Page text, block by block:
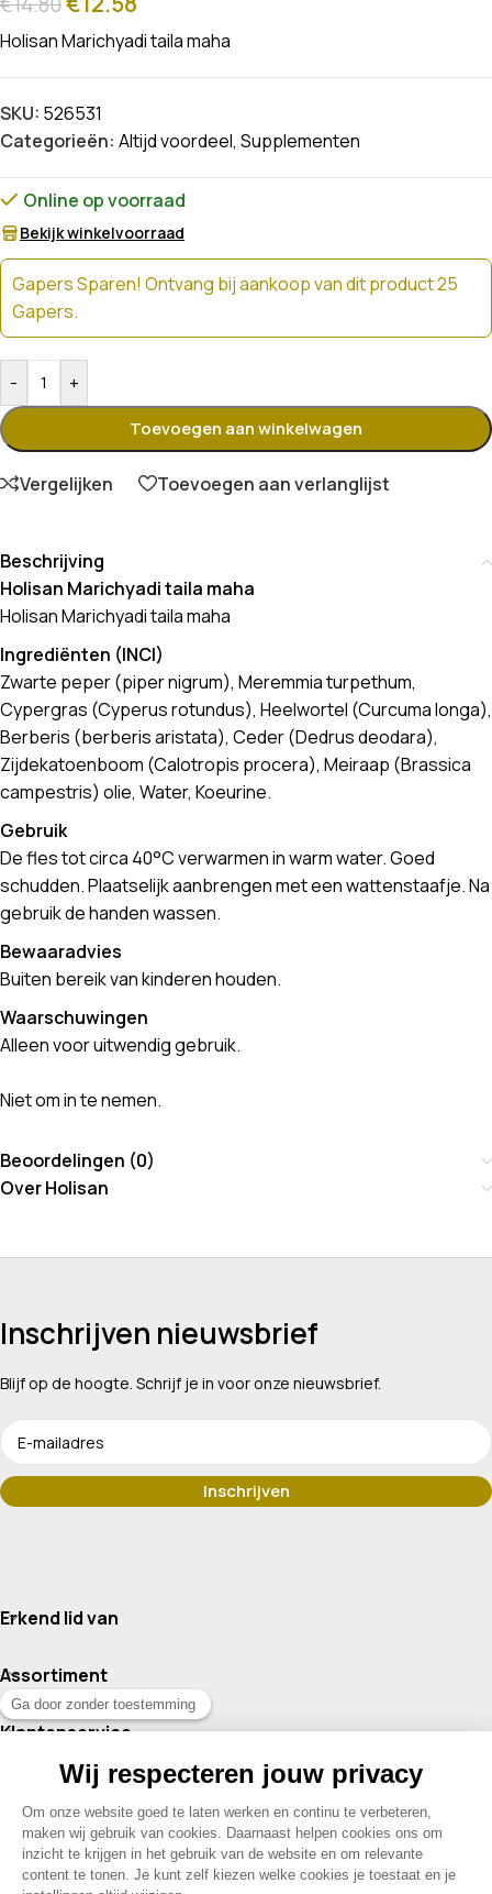
Holisan Marichyadi taila maha
SKU: 526531
Categorieën: Altijd voordeel, Supplementen
Online op voorraad
Bekijk winkelvoorraad
Gapers Sparen! Ontvang bij aankoop van dit product 25
Gapers.
- +
Toevoegen aan winkelwagen
Vergelijken Toevoegen aan verlanglijst
Beschrijving
Holisan Marichyadi taila maha
Holisan Marichyadi taila maha
Ingrediënten (INCI)
Zwarte peper (piper nigrum), Meremmia turpethum,
Cypergras (Cyperus rotundus), Heelwortel (Curcuma longa),
Berberis (berberis aristata), Ceder (Dedrus deodara),
Zijdekatoenboom (Calotropis procera), Meiraap (Brassica
campestris) olie, Water, Koeurine.
Gebruik
De fles tot circa 40°C verwarmen in warm water. Goed
schudden. Plaatselijk aanbrengen met een wattenstaafje. Na
gebruik de handen wassen.
Bewaaradvies
Buiten bereik van kinderen houden.
Waarschuwingen
Alleen voor uitwendig gebruik.
Niet om in te nemen.
Beoordelingen (0)
Over Holisan
Inschrijven nieuwsbrief
Blijf op de hoogte. Schrijf je in voor onze nieuwsbrief.
Erkend lid van
Assortiment
Klantenservice
Contact
© 2026 Drogisterij Het Geheim | Alle rechten voorbehouden |
Webdesign en hosting door Madoo|Sitemap